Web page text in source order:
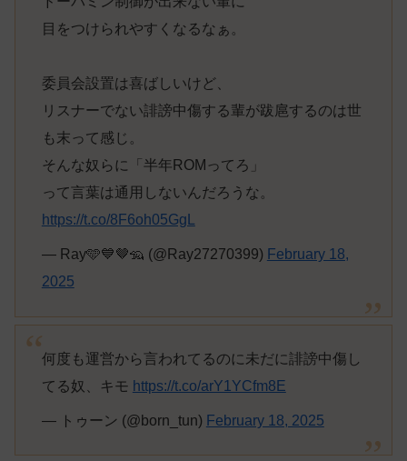
目をつけられやすくなるなぁ。
委員会設置は喜ばしいけど、
リスナーでない誹謗中傷する輩が跋扈するのは世
も末って感じ。
そんな奴らに「半年ROMってろ」
って言葉は通用しないんだろうな。
https://t.co/8F6oh05GgL
— Ray🩵💙🤎🦡 (@Ray27270399) February 18,
2025
何度も運営から言われてるのに未だに誹謗中傷し
てる奴、キモ https://t.co/arY1YCfm8E
— トゥーン (@born_tun) February 18, 2025